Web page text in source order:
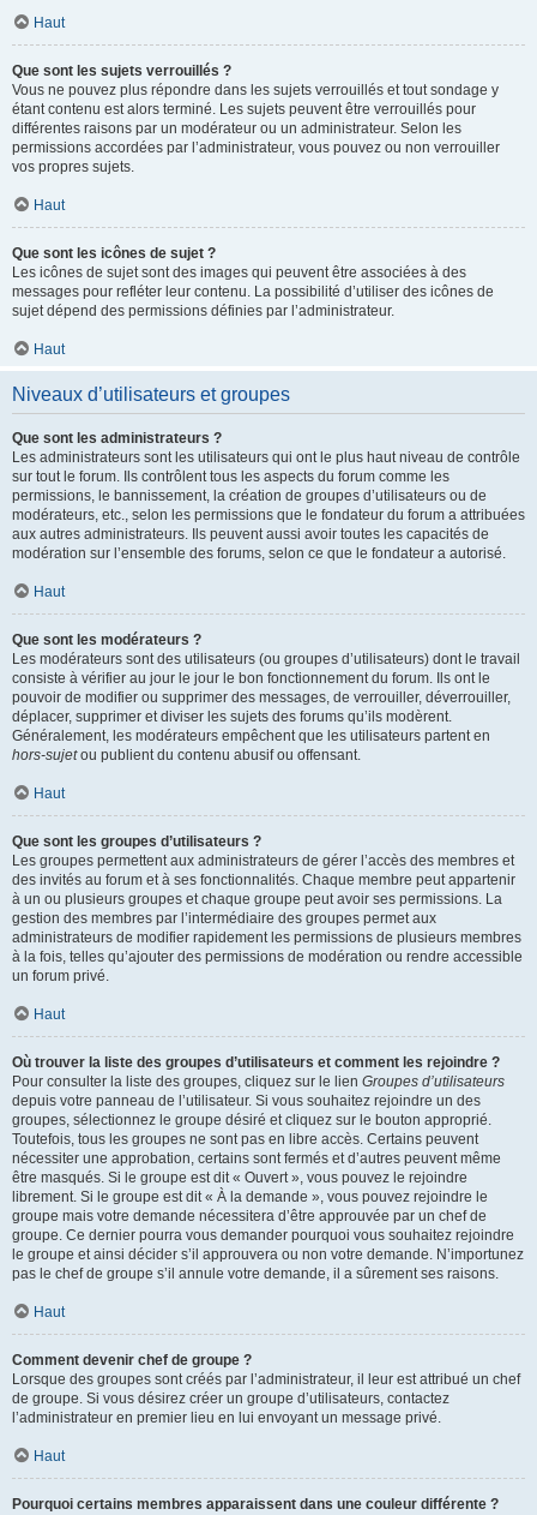
Haut
Que sont les sujets verrouillés ?
Vous ne pouvez plus répondre dans les sujets verrouillés et tout sondage y
étant contenu est alors terminé. Les sujets peuvent être verrouillés pour
différentes raisons par un modérateur ou un administrateur. Selon les
permissions accordées par l’administrateur, vous pouvez ou non verrouiller
vos propres sujets.
Haut
Que sont les icônes de sujet ?
Les icônes de sujet sont des images qui peuvent être associées à des
messages pour refléter leur contenu. La possibilité d’utiliser des icônes de
sujet dépend des permissions définies par l’administrateur.
Haut
Niveaux d’utilisateurs et groupes
Que sont les administrateurs ?
Les administrateurs sont les utilisateurs qui ont le plus haut niveau de contrôle
sur tout le forum. Ils contrôlent tous les aspects du forum comme les
permissions, le bannissement, la création de groupes d’utilisateurs ou de
modérateurs, etc., selon les permissions que le fondateur du forum a attribuées
aux autres administrateurs. Ils peuvent aussi avoir toutes les capacités de
modération sur l’ensemble des forums, selon ce que le fondateur a autorisé.
Haut
Que sont les modérateurs ?
Les modérateurs sont des utilisateurs (ou groupes d’utilisateurs) dont le travail
consiste à vérifier au jour le jour le bon fonctionnement du forum. Ils ont le
pouvoir de modifier ou supprimer des messages, de verrouiller, déverrouiller,
déplacer, supprimer et diviser les sujets des forums qu’ils modèrent.
Généralement, les modérateurs empêchent que les utilisateurs partent en
hors-sujetou publient du contenu abusif ou offensant.
Haut
Que sont les groupes d’utilisateurs ?
Les groupes permettent aux administrateurs de gérer l’accès des membres et
des invités au forum et à ses fonctionnalités. Chaque membre peut appartenir
à un ou plusieurs groupes et chaque groupe peut avoir ses permissions. La
gestion des membres par l’intermédiaire des groupes permet aux
administrateurs de modifier rapidement les permissions de plusieurs membres
à la fois, telles qu’ajouter des permissions de modération ou rendre accessible
un forum privé.
Haut
Où trouver la liste des groupes d’utilisateurs et comment les rejoindre ?
Pour consulter la liste des groupes, cliquez sur le lien Groupes d’utilisateurs
depuis votre panneau de l’utilisateur. Si vous souhaitez rejoindre un des
groupes, sélectionnez le groupe désiré et cliquez sur le bouton approprié.
Toutefois, tous les groupes ne sont pas en libre accès. Certains peuvent
nécessiter une approbation, certains sont fermés et d’autres peuvent même
être masqués. Si le groupe est dit « Ouvert », vous pouvez le rejoindre
librement. Si le groupe est dit « À la demande », vous pouvez rejoindre le
groupe mais votre demande nécessitera d’être approuvée par un chef de
groupe. Ce dernier pourra vous demander pourquoi vous souhaitez rejoindre
le groupe et ainsi décider s’il approuvera ou non votre demande. N’importunez
pas le chef de groupe s’il annule votre demande, il a sûrement ses raisons.
Haut
Comment devenir chef de groupe ?
Lorsque des groupes sont créés par l’administrateur, il leur est attribué un chef
de groupe. Si vous désirez créer un groupe d’utilisateurs, contactez
l’administrateur en premier lieu en lui envoyant un message privé.
Haut
Pourquoi certains membres apparaissent dans une couleur différente ?